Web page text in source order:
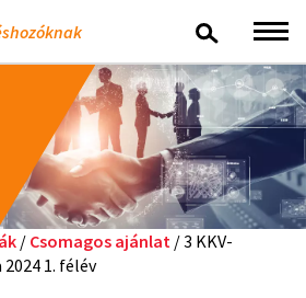
/ Csomagos ajánlat / 3 KKV-
1. félév